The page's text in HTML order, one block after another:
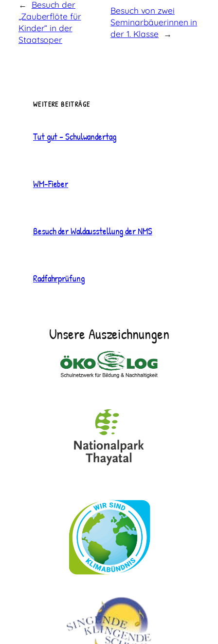
←
Besuch der
„Zauberflöte für
Kinder“ in der
Staatsoper
Besuch von zwei
Seminarbäuerinnen in
der 1. Klasse
→
WEITERE BEITRÄGE
Tut gut – Schulwandertag
WM-Fieber
Besuch der Waldausstellung der NMS
Radfahrprüfung
Unsere Auszeichnungen